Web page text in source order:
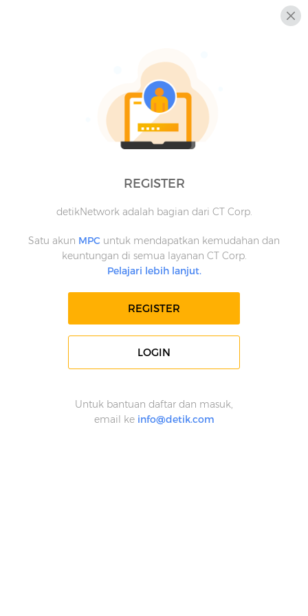
REGISTER
detikNetwork adalah bagian dari CT Corp.
Satu akun MPC untuk mendapatkan kemudahan dan
keuntungan di semua layanan CT Corp.
Pelajari lebih lanjut.
REGISTER
LOGIN
Untuk bantuan daftar dan masuk,
email ke info@detik.com